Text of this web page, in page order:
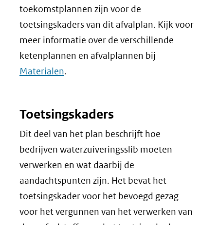
toekomstplannen zijn voor de
toetsingskaders van dit afvalplan. Kijk voor
meer informatie over de verschillende
ketenplannen en afvalplannen bij
Materialen.
Toetsingskaders
Dit deel van het plan beschrijft hoe
bedrijven waterzuiveringsslib moeten
verwerken en wat daarbij de
aandachtspunten zijn. Het bevat het
toetsingskader voor het bevoegd gezag
voor het vergunnen van het verwerken van